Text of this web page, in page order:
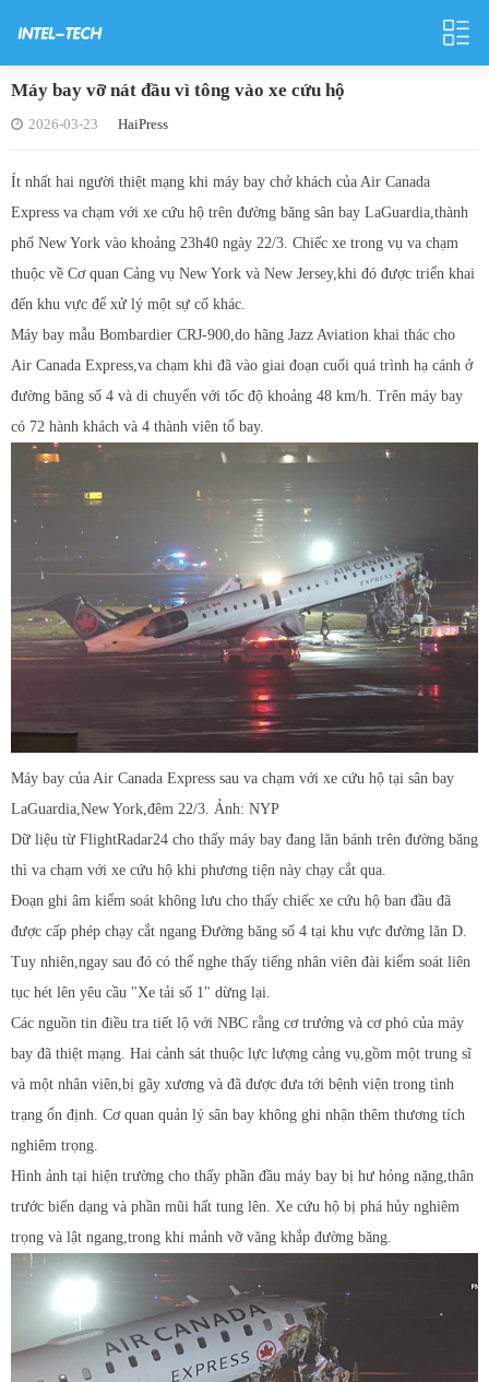
Máy bay vỡ nát đầu vì tông vào xe cứu hộ
2026-03-23 HaiPress
Ít nhất hai người thiệt mạng khi máy bay chở khách của Air Canada
Express va chạm với xe cứu hộ trên đường băng sân bay LaGuardia,thành
phố New York vào khoảng 23h40 ngày 22/3. Chiếc xe trong vụ va chạm
thuộc về Cơ quan Cảng vụ New York và New Jersey,khi đó được triển khai
đến khu vực để xử lý một sự cố khác.
Máy bay mẫu Bombardier CRJ-900,do hãng Jazz Aviation khai thác cho
Air Canada Express,va chạm khi đã vào giai đoạn cuối quá trình hạ cánh ở
đường băng số 4 và di chuyển với tốc độ khoảng 48 km/h. Trên máy bay
có 72 hành khách và 4 thành viên tổ bay.
Máy bay của Air Canada Express sau va chạm với xe cứu hộ tại sân bay
LaGuardia,New York,đêm 22/3. Ảnh: NYP
Dữ liệu từ FlightRadar24 cho thấy máy bay đang lăn bánh trên đường băng
thì va chạm với xe cứu hộ khi phương tiện này chạy cắt qua.
Đoạn ghi âm kiểm soát không lưu cho thấy chiếc xe cứu hộ ban đầu đã
được cấp phép chạy cắt ngang Đường băng số 4 tại khu vực đường lăn D.
Tuy nhiên,ngay sau đó có thể nghe thấy tiếng nhân viên đài kiểm soát liên
tục hét lên yêu cầu "Xe tải số 1" dừng lại.
Các nguồn tin điều tra tiết lộ với NBC rằng cơ trưởng và cơ phó của máy
bay đã thiệt mạng. Hai cảnh sát thuộc lực lượng cảng vụ,gồm một trung sĩ
và một nhân viên,bị gãy xương và đã được đưa tới bệnh viện trong tình
trạng ổn định. Cơ quan quản lý sân bay không ghi nhận thêm thương tích
nghiêm trọng.
Hình ảnh tại hiện trường cho thấy phần đầu máy bay bị hư hỏng nặng,thân
trước biến dạng và phần mũi hất tung lên. Xe cứu hộ bị phá hủy nghiêm
trọng và lật ngang,trong khi mảnh vỡ văng khắp đường băng.